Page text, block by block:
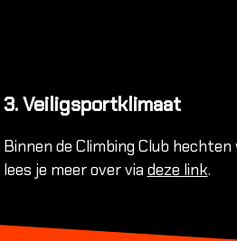
3. Veiligsportklimaat
Binnen de Climbing Club
lees je meer over via deze link.